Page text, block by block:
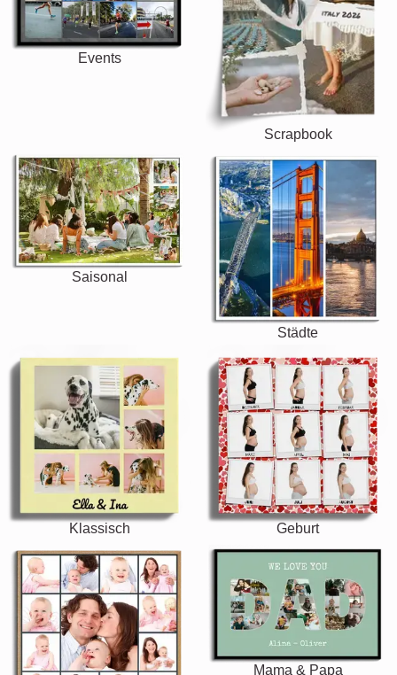
Events
Scrapbook
Saisonal
Städte
Klassisch Geburt
Mama & Papa